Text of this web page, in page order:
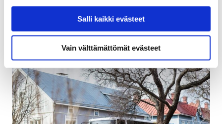
Salli kaikki evästeet
Vain välttämättömät evästeet
vuoroa kolmen kuukauden ajan. Kilpailutus on